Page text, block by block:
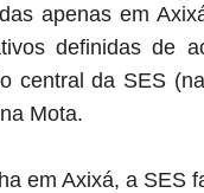
apenas em
definidas de
central da SES
Mota.
em Axixá, a SES